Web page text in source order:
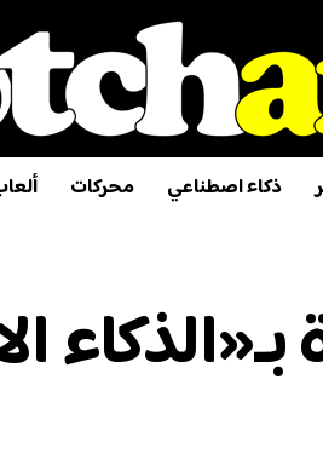
ذكاء اصطناعي محركات